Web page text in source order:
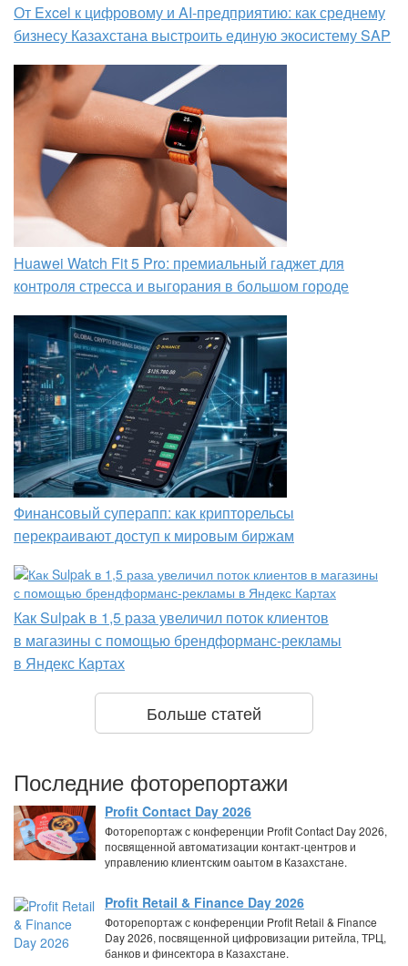
От Excel к цифровому и AI‑предприятию: как среднему
бизнесу Казахстана выстроить единую экосистему SAP
Huawei Watch Fit 5 Pro: премиальный гаджет для
контроля стресса и выгорания в большом городе
Финансовый суперапп: как крипторельсы
перекраивают доступ к мировым биржам
Как Sulpak в 1,5 раза увеличил поток клиентов
в магазины с помощью брендформанс-рекламы
в Яндекс Картах
Больше статей
Последние фоторепортажи
Profit Contact Day 2026
Фоторепортаж с конференции Profit Contact Day 2026,
посвященной автоматизации контакт-центров и
управлению клиентским оаытом в Казахстане.
Profit Retail & Finance Day 2026
Фоторепортаж с конференции Profit Retail & Finance
Day 2026, посвященной цифровизации ритейла, ТРЦ,
банков и финсектора в Казахстане.